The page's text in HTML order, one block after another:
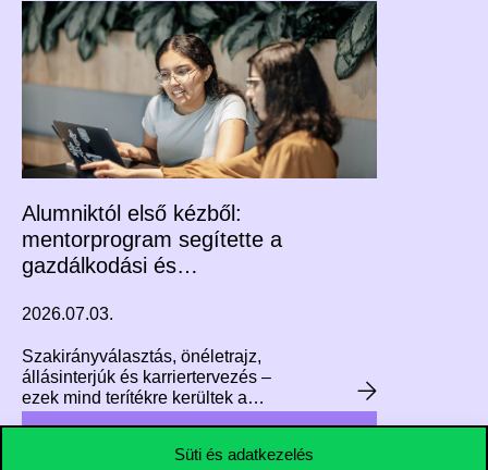
Süti és adatkezelés
jelentős hatással van arra, hogy
hogyan fog kinézni Budapest
repülőtere az elkövetkező
évtizedekben. A közelmúltban
végzett a Corvinus Executive MBA
programján. A képzéssel
kapcsolatos tapasztalatairól is
mesélt nekünk, illetve arról, hogy
hogyan fejlesztette vezetői
MBA programja.
Alumniktól első kézből:
mentorprogram segítette a
gazdálkodási és
hallgatók pályaválasztását
2026.07.03.
Szakirányválasztás, önéletrajz,
állásinterjúk és karriertervezés –
ezek mind terítékre kerültek a
mentorprogramjában. A